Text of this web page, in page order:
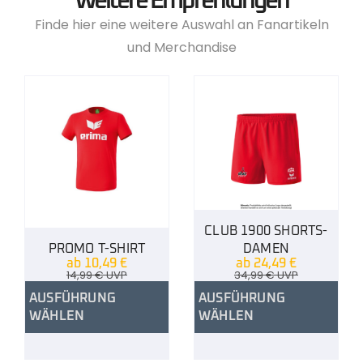
Finde hier eine weitere Auswahl an Fanartikeln
und Merchandise
PROMO T-SHIRT
ab 10,49 €
14,99€UVP
AUSFÜHRUNG
WÄHLEN
CLUB 1900 SHORTS-
DAMEN
ab 24,49 €
34,99€UVP
AUSFÜHRUNG
WÄHLEN